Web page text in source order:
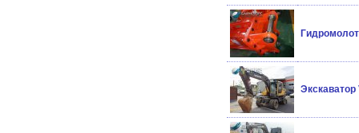
Экскаватор